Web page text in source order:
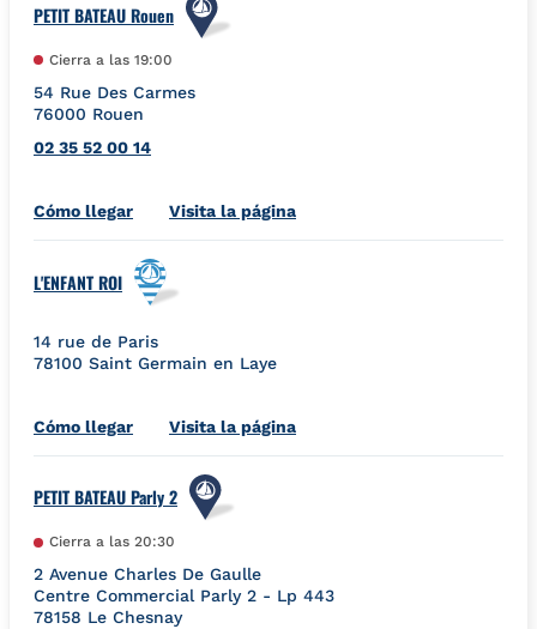
PETIT BATEAU Rouen
Cierra a las 19:00
54 Rue Des Carmes
76000 Rouen
02 35 52 00 14
Cómo llegarLink Opens in New Tab
Visita la página
L'ENFANT ROI
14 rue de Paris
78100 Saint Germain en Laye
Cómo llegarLink Opens in New Tab
Visita la página
PETIT BATEAU Parly 2
Cierra a las 20:30
2 Avenue Charles De Gaulle
Centre Commercial Parly 2 - Lp 443
78158 Le Chesnay